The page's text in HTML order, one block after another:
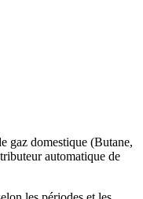
gaz domestique (Butane,
automatique de